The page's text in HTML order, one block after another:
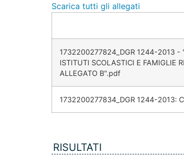
Scarica tutti gli allegati
1732200277824_DGR 1244-2013 -
ISTITUTI SCOLASTICI E FAMIGLIE
ALLEGATO B".pdf
1732200277834_DGR 1244-2013:
RISULTATI